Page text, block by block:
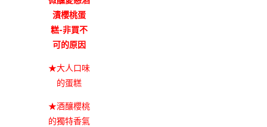
漬櫻桃蛋
糕-非買不
可的原因
★大人口味
的蛋糕
★酒釀櫻桃
的獨特香氣